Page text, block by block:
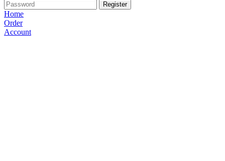
Register
Home
Order
Account